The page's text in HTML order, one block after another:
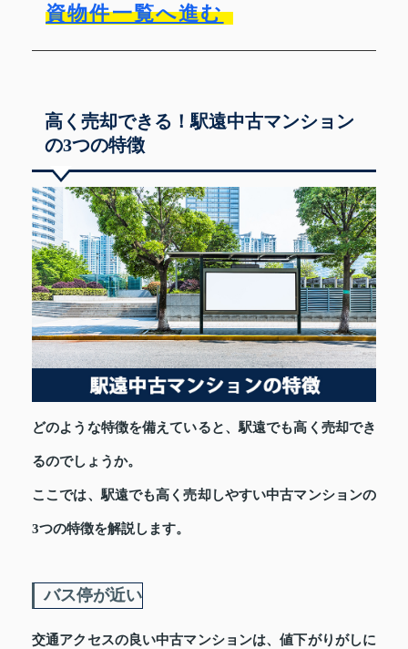
資物件一覧へ進む
高く売却できる！駅遠中古マンション
の3つの特徴
どのような特徴を備えていると、駅遠でも高く売却でき
るのでしょうか。
ここでは、駅遠でも高く売却しやすい中古マンションの
3つの特徴を解説します。
バス停が近い
交通アクセスの良い中古マンションは、値下がりがしに